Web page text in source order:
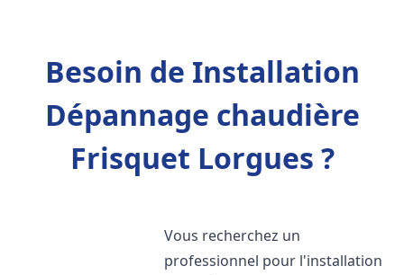
Besoin de Installation
Dépannage chaudière
Frisquet Lorgues ?
Vous recherchez un
professionnel pour l'installation